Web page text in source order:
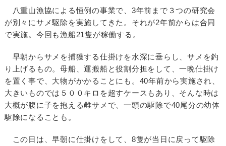
八重山漁協による恒例の事業で、3年前まで３つの研究会
が別々にサメ駆除を実施してきた。それが2年前からは合同
で実施。今回も漁船21隻が稼働する。
早朝からサメを捕獲する仕掛けを水深に垂らし、サメを釣
り上げるもの。母船、運搬船と役割分担をして、一晩仕掛け
を置く事で、大物がかかることにも。40年前から実施され、
大きいものでは５００キロを超すケースもあり、そんな時は
大概が腹に子を抱える雌サメで、一頭の駆除で40尾分の幼体
駆除になることも。
この日は、早朝に仕掛けをして、8隻が当日に戻って駆除